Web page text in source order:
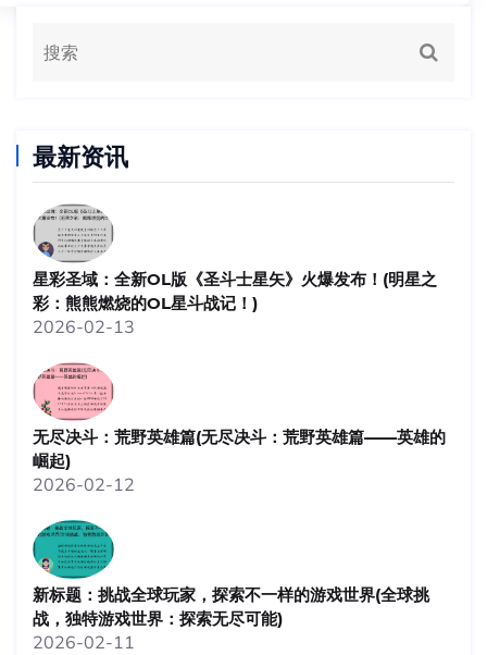
最新资讯
星彩圣域：全新OL版《圣斗士星矢》火爆发布！(明星之
彩：熊熊燃烧的OL星斗战记！)
2026-02-13
无尽决斗：荒野英雄篇(无尽决斗：荒野英雄篇——英雄的
崛起)
2026-02-12
新标题：挑战全球玩家，探索不一样的游戏世界(全球挑
战，独特游戏世界：探索无尽可能)
2026-02-11